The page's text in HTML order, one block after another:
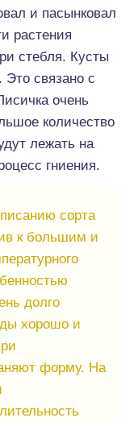
и пасынковал
растения
стебля. Кусты
Это связано с
очень
количество
лежать на
гниения.
сорта
к большим и
долго
хорошо и
форму. На